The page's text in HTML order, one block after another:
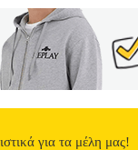
για τα μέλη μας!